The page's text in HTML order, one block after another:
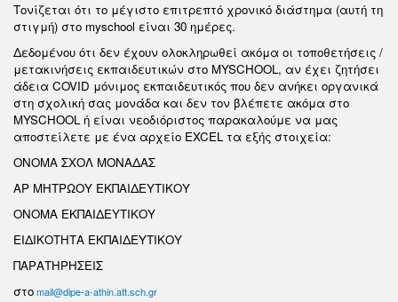
Τονίζεται ότι το μέγιστο επιτρεπτό χρονικό διάστημα (αυτή τη
στιγμή) στο myschool είναι 30 ημέρες.
Δεδομένου ότι δεν έχουν ολοκληρωθεί ακόμα οι τοποθετήσεις /
μετακινήσεις εκπαιδευτικών στο MYSCHOOL, αν έχει ζητήσει
άδεια COVID μόνιμος εκπαιδευτικός που δεν ανήκει οργανικά
στη σχολική σας μονάδα και δεν τον βλέπετε ακόμα στο
MYSCHOOL ή είναι νεοδιόριστος παρακαλούμε να μας
αποστείλετε με ένα αρχείο EXCEL τα εξής στοιχεία:
ΟΝΟΜΑ ΣΧΟΛ ΜΟΝΑΔΑΣ
ΑΡ ΜΗΤΡΩΟΥ ΕΚΠΑΙΔΕΥΤΙΚΟΥ
ΟΝΟΜΑ ΕΚΠΑΙΔΕΥΤΙΚΟΥ
ΕΙΔΙΚΟΤΗΤΑ ΕΚΠΑΙΔΕΥΤΙΚΟΥ
ΠΑΡΑΤΗΡΗΣΕΙΣ
στοmail@dipe-a-athin.att.sch.gr